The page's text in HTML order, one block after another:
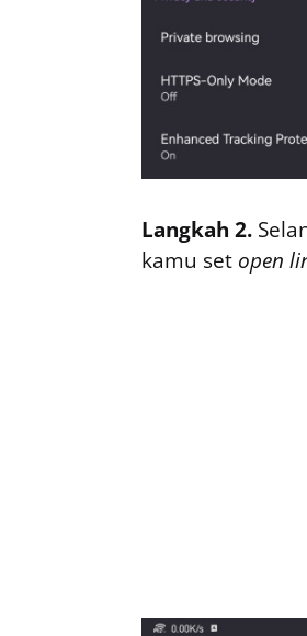
Langkah 2.
kamu set open